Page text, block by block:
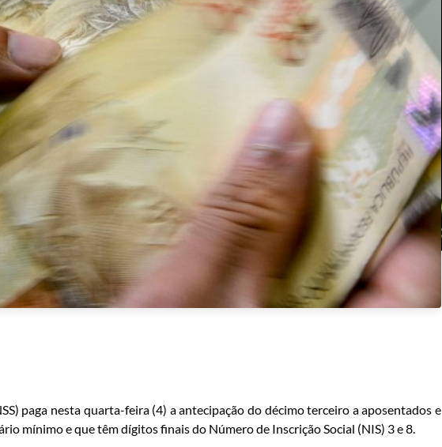
paga nesta quarta-feira (4) a antecipação do décimo terceiro a aposentados e
mínimo e que têm dígitos finais do Número de Inscrição Social (NIS) 3 e 8.